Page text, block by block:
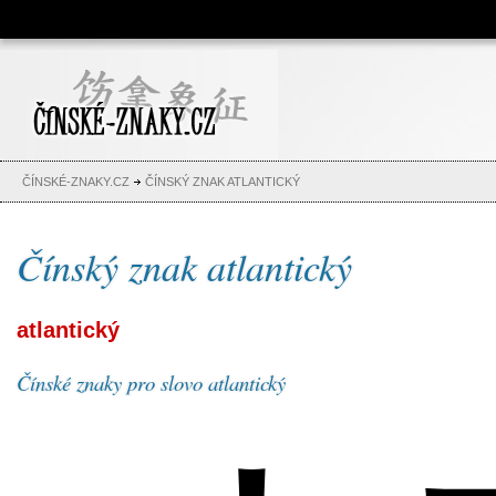
Čínské znaky, česko-čínský
slovník, abeceda, jména,
tetování
ČÍNSKÉ-ZNAKY.CZ ČÍNSKÝ ZNAK ATLANTICKÝ
Čínský znak atlantický
atlantický
Čínské znaky pro slovo atlantický